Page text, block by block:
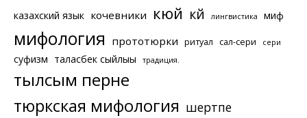
казахский язык кочевники кюй күй лингвистика миф
мифология прототюрки ритуал сал-сери сери
суфизм таласбек сыйлығы традиция.
тылсым перне
тюркская мифология шертпе